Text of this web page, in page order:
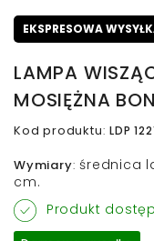
EKSPRESOWA
LAMPA
MOSIĘŻNA
Kod produktu:LDP
Wymiary: średnica
cm.
Produkt